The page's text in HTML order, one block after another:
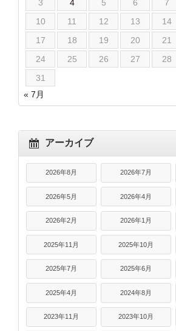
3
4 5 6 7
10
11 12 13 14
17
18 19 20 21
24
25 26 27 28
31
« 7月
アーカイブ
2026年8月 2026年7月
2026年5月 2026年4月
2026年2月 2026年1月
2025年11月 2025年10月
2025年7月 2025年6月
2025年4月 2024年8月
2023年11月 2023年10月